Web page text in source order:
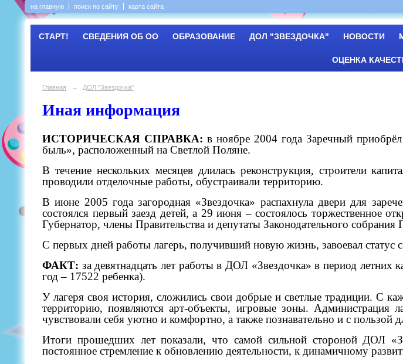
на главную поиск по сайту карта сайта
СТАРТ! СВЕДЕНИЯ ОБ ОО ОБРАЗОВАНИЕ ДОЛ "ЗВЕЗДОЧКА" НОВОСТИ
ОЦЕНКА
Главная → ДОЛ "Звездочка"
Иная информация
ИСТОРИЧЕСКАЯ СПРАВКА: в ноябре 2004 года Заречный
быль», расположенный на Светлой Поляне.
В течение нескольких месяцев длилась реконструкция, строители
проводили отделочные работы, обустраивали территорию.
В июне 2005 года загородная «Звездочка» распахнула двери для
состоялся первый заезд детей, а 29 июня – состоялось торжественное
Губернатор, члены Правительства и депутаты Законодательного собрания
С первых дней работы лагерь, получивший новую жизнь, завоевал статус
ФАКТ: за девятнадцать лет работы в ДОЛ «Звездочка» в период
год – 17522 ребенка).
У лагеря своя история, сложились свои добрые и светлые традиции. С
территорию, появляются арт-объекты, игровые зоны. Администрация
чувствовали себя уютно и комфортно, а также познавательно и с пользой
Итоги прошедших лет показали, что самой сильной стороной ДОЛ
постоянное стремление к обновлению деятельности, к динамичному